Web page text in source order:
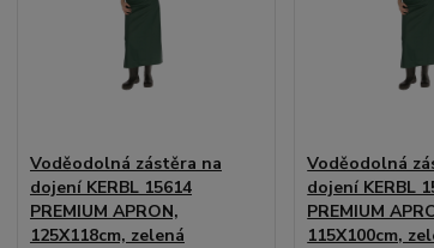
Voděodolná zástěra na
dojení KERBL 15614
PREMIUM APRON,
125X118cm, zelená
Voděodolná
dojení KERBL
PREMIUM
115X100cm,